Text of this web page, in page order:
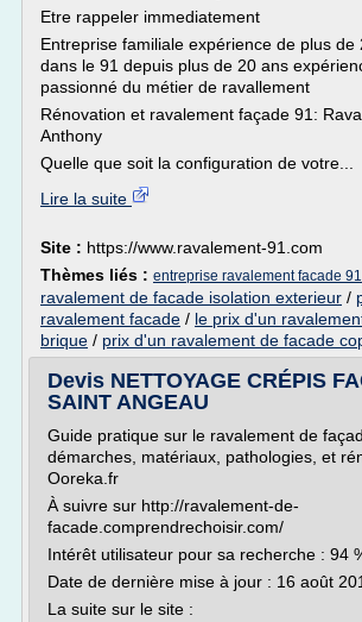
Etre rappeler immediatement
Entreprise familiale expérience de plus de
dans le 91 depuis plus de 20 ans
passionné du métier de ravallement
Rénovation et ravalement façade 91:
Anthony
Quelle que soit la configuration de votre...
Lire la suite
Site : https://www.ravalement-91.com
Thèmes liés : entreprise ravalement facade 91
ravalement de facade isolation exterieur /
ravalement facade / le prix d'un
brique / prix d'un ravalement de facade
Devis NETTOYAGE CRÉPIS
SAINT ANGEAU
Guide pratique sur le ravalement de
démarches, matériaux, pathologies, et
Ooreka.fr
À suivre sur http://ravalement-de-
facade.comprendrechoisir.com/
Intérêt utilisateur pour sa recherche : 94
Date de dernière mise à jour : 16 août
La suite sur le site :